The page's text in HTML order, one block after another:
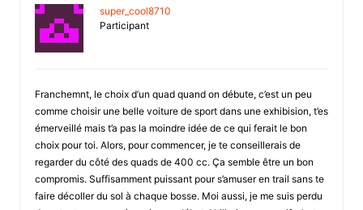
super_cool8710
Participant
Franchemnt, le choix d’un quad quand on débute, c’est un peu
comme choisir une belle voiture de sport dans une exhibision, t’es
émerveillé mais t’a pas la moindre idée de ce qui ferait le bon
choix pour toi. Alors, pour commencer, je te conseillerais de
regarder du côté des quads de 400 cc. Ça semble être un bon
compromis. Suffisamment puissant pour s’amuser en trail sans te
faire décoller du sol à chaque bosse. Moi aussi, je me suis perdu